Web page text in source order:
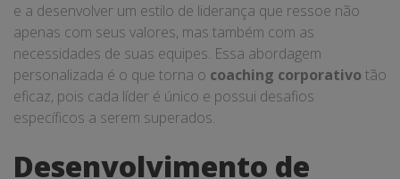
e a desenvolver um estilo de liderança que ressoe não
apenas com seus valores, mas também com as
necessidades de suas equipes. Essa abordagem
personalizada é o que torna o coaching corporativo tão
eficaz, pois cada líder é único e possui desafios
específicos a serem superados.
Desenvolvimento de